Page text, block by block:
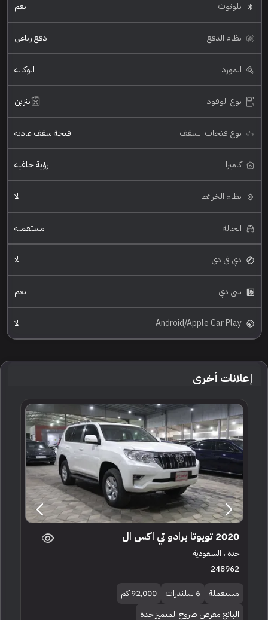
بلوتوث نعم
نظام الدفع دفع رباعي
المورد الوكالة
نوع الوقود بنزين
نوع فتحات السقف فتحة سقف عادية
كاميرا رؤية خلفية
نظام الخرائط لا
الحالة مستعملة
دي في دي لا
سي دي نعم
Android/Apple Car Play لا
إعلانات أخرى
2020 تويوتا برادو تي اكس ال
جدة ، السعودية
248962
مستعملة 6 سلندرات
92,000 كم
البائع معرض صروح المتميز جدة